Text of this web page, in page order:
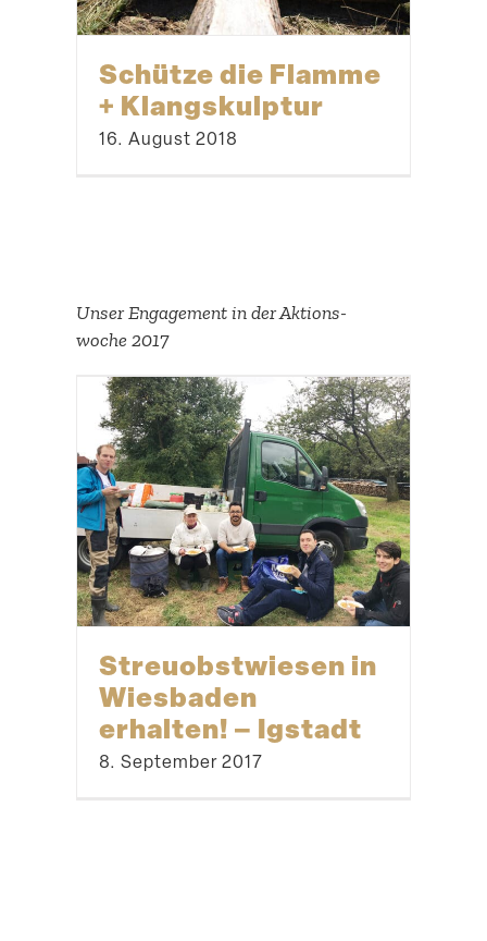
Schütze die Flamme
+ Klangskulptur
16. August 2018
Unser Engagement in der Aktions­
woche 2017
Streu­obst­wiesen in
Wiesbaden
erhalten! – Igstadt
8. September 2017